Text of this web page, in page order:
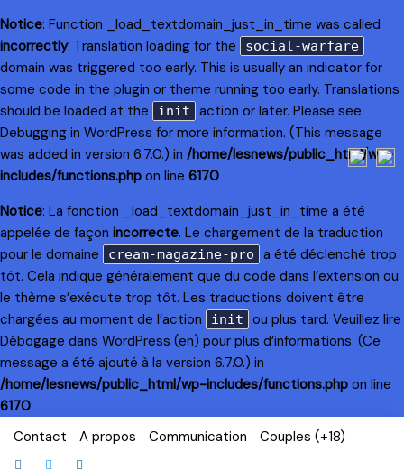
Notice: Function _load_textdomain_just_in_time was called
incorrectly. Translation loading for the social-warfare
domain was triggered too early. This is usually an indicator for
some code in the plugin or theme running too early. Translations
should be loaded at the
init
action or later. Please see
Debugging in WordPress for more information. (This message
was added in version 6.7.0.) in /home/lesnews/public_html/wp-
includes/functions.php on line 6170
Notice: La fonction _load_textdomain_just_in_time a été
appelée de façon incorrecte. Le chargement de la traduction
pour le domaine
cream-magazine-pro
a été déclenché trop
tôt. Cela indique généralement que du code dans l’extension ou
le thème s’exécute trop tôt. Les traductions doivent être
chargées au moment de l’action
init
ou plus tard. Veuillez lire
Débogage dans WordPress (en) pour plus d’informations. (Ce
message a été ajouté à la version 6.7.0.) in
/home/lesnews/public_html/wp-includes/functions.php on line
6170
Skip
Contact A propos Communication Couples (+18)